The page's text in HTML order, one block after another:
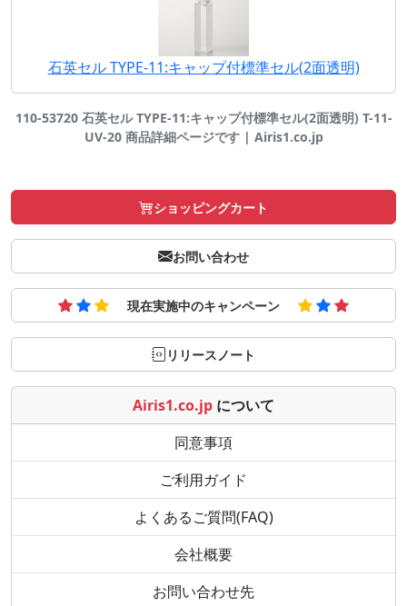
石英セル TYPE-11:キャップ付標準セル(2面透明)
110-53720 石英セル TYPE-11:キャップ付標準セル(2面透明) T-11-
UV-20 商品詳細ページです | Airis1.co.jp
ショッピングカート
お問い合わせ
現在実施中のキャンペーン
リリースノート
Airis1.co.jp について
同意事項
ご利用ガイド
よくあるご質問(FAQ)
会社概要
お問い合わせ先